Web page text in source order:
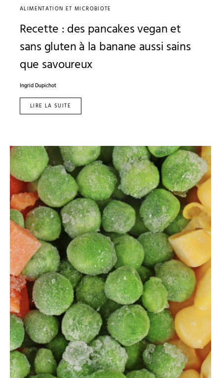
ALIMENTATION ET MICROBIOTE
Recette : des pancakes vegan et
sans gluten à la banane aussi sains
que savoureux
Ingrid Dupichot
LIRE LA SUITE